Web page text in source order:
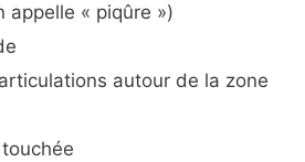
appelle « piqûre »)
autour de la zone